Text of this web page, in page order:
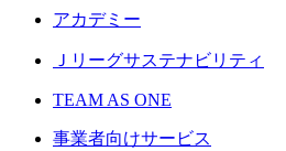
アカデミー
Ｊリーグサステナビリティ
TEAM AS ONE
事業者向けサービス